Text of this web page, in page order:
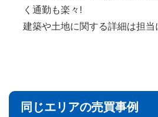
く通勤も楽々!
建築や土地に関する詳細は担当
同じエリアの売買事例